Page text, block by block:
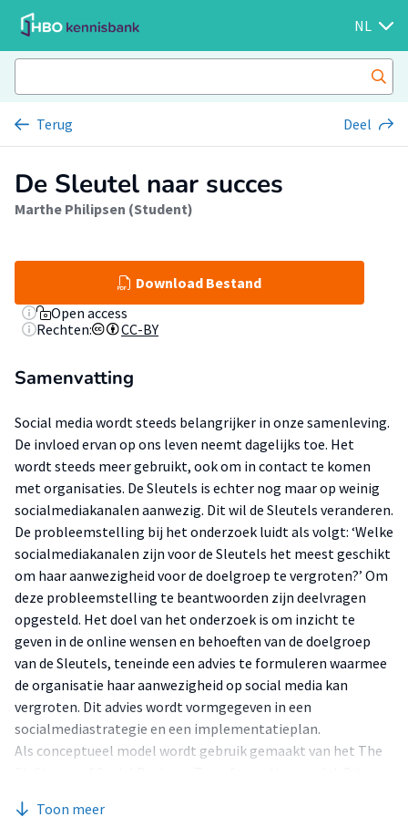
NL
Terug Deel
De Sleutel naar succes
Marthe Philipsen (Student)
Download Bestand
Open access
Rechten:
CC-BY
Samenvatting
Social media wordt steeds belangrijker in onze samenleving.
De invloed ervan op ons leven neemt dagelijks toe. Het
wordt steeds meer gebruikt, ook om in contact te komen
met organisaties. De Sleutels is echter nog maar op weinig
socialmediakanalen aanwezig. Dit wil de Sleutels veranderen.
De probleemstelling bij het onderzoek luidt als volgt: ‘Welke
socialmediakanalen zijn voor de Sleutels het meest geschikt
om haar aanwezigheid voor de doelgroep te vergroten?’ Om
deze probleemstelling te beantwoorden zijn deelvragen
opgesteld. Het doel van het onderzoek is om inzicht te
geven in de online wensen en behoeften van de doelgroep
van de Sleutels, teneinde een advies te formuleren waarmee
de organisatie haar aanwezigheid op social media kan
vergroten. Dit advies wordt vormgegeven in een
socialmediastrategie en een implementatieplan.
Als conceptueel model wordt gebruik gemaakt van het The
Toon meer